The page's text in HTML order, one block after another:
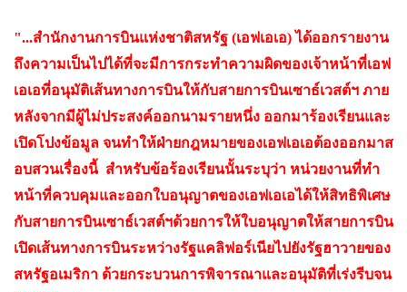
"...สำนักงานการบินแห่งชาติสหรัฐ (เอฟเอเอ) ได้ออกรายงาน
ถึงความเป็นไปได้ที่จะมีการกระทำความผิดของเจ้าหน้าที่เอฟ
เอเอที่อนุมัติเส้นทางการบินให้กับสายการบินเซาธ์เวสต์ฯ ภาย
หลังจากมีผู้ไม่ประสงค์ออกนามรายหนึ่ง ออกมาร้องเรียนและ
เปิดโปงข้อมูล จนทำให้ฝ่ายกฎหมายของเอฟเอเอต้องออกมาส
อบสวนเรื่องนี้ สำหรับข้อร้องเรียนนั้นระบุว่า หน่วยงานที่ทำ
หน้าที่ควบคุมและออกใบอนุญาตของเอฟเอเอได้ให้สิทธิพิเศษ
กับสายการบินเซาธ์เวสต์ฯด้วยการให้ใบอนุญาตให้สายการบิน
เปิดเส้นทางการบินระหว่างรัฐแคลิฟอร์เนียไปยังรัฐฮาวายของ
สหรัฐอเมริกา ด้วยกระบวนการพิจารณาและอนุมัติที่เร่งรีบจน